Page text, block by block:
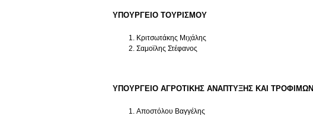
ΥΠΟΥΡΓΕΙΟ ΤΟΥΡΙΣΜΟΥ
Κριτσωτάκης Μιχάλης
Σαμοϊλης Στέφανος
ΥΠΟΥΡΓΕΙΟ ΑΓΡΟΤΙΚΗΣ ΑΝΑΠΤΥΞΗΣ ΚΑΙ ΤΡΟΦΙΜΩΝ
Αποστόλου Βαγγέλης